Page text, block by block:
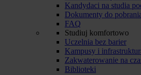
Kandydaci na studia
Dokumenty do
FAQ
Studiuj komfortowo
Uczelnia bez barier
Kampusy i
Zakwaterowanie na
Biblioteki